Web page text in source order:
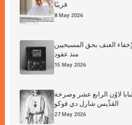
قريبًا
8 May 2026
العنف بحق المسيحيين
منذ عقود
15 May 2026
لاوُن الرابع عشر وصرخة
القدِّيس شارل دي فوكو
27 May 2026